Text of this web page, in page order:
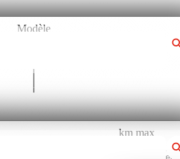
Fermer
Modèle
km max